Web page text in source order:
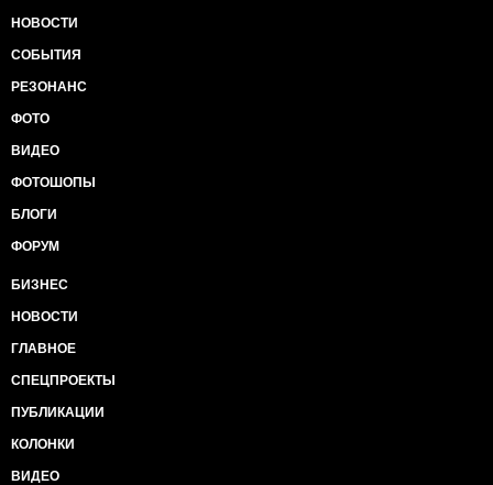
НОВОСТИ
СОБЫТИЯ
РЕЗОНАНС
ФОТО
ВИДЕО
ФОТОШОПЫ
БЛОГИ
ФОРУМ
БИЗНЕС
НОВОСТИ
ГЛАВНОЕ
СПЕЦПРОЕКТЫ
ПУБЛИКАЦИИ
КОЛОНКИ
ВИДЕО